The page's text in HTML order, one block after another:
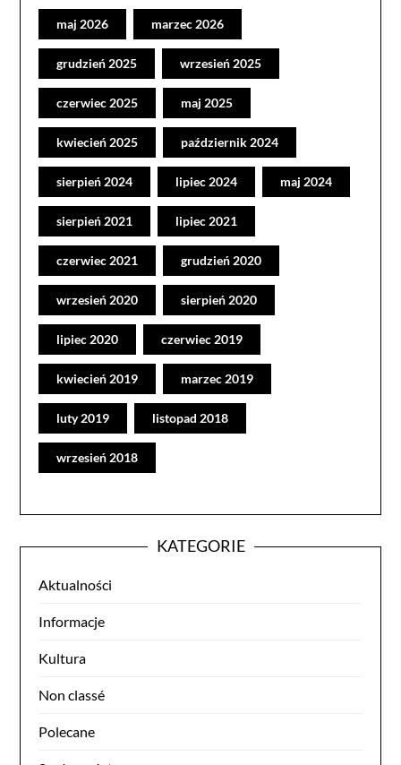
maj 2026 marzec 2026
grudzień 2025 wrzesień 2025
czerwiec 2025 maj 2025
kwiecień 2025 październik 2024
sierpień 2024 lipiec 2024 maj 2024
sierpień 2021 lipiec 2021
czerwiec 2021 grudzień 2020
wrzesień 2020 sierpień 2020
lipiec 2020 czerwiec 2019
kwiecień 2019 marzec 2019
luty 2019 listopad 2018
wrzesień 2018
KATEGORIE
Aktualności
Informacje
Kultura
Non classé
Polecane